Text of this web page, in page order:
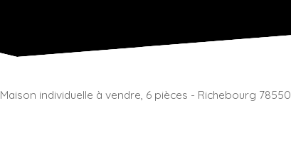
Maison individuelle à vendre, 6 pièces - Richebourg 78550